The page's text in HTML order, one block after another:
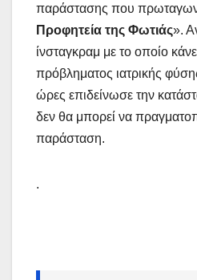
παράστασης που
Προφητεία της Φωτιάς».
ίνσταγκραμ με το οποίο
πρόβληματος ιατρικής
ώρες επιδείνωσε την
δεν θα μπορεί να
παράσταση.
.